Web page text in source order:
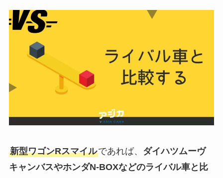
新型ワゴンRスマイルであれば、 ダイハツムーヴ
キャンバスやホンダN-BOXなどのライバル車と比